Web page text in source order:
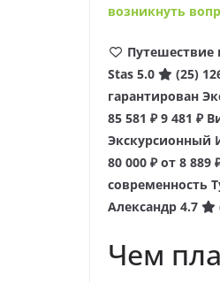
возникнуть
Путешествие
Stas 5.0
(25)
гарантирован
85 581 ₽9 481 ₽
Экскурсионный
80 000 ₽от 8 889
современность
Александр 4.7
Чем